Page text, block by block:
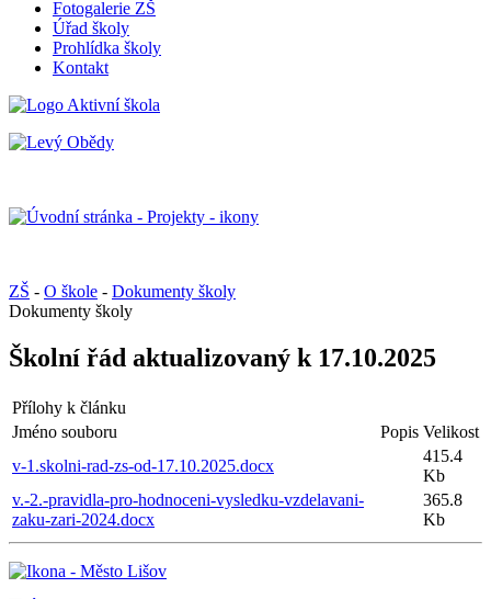
Fotogalerie ZŠ
Úřad školy
Prohlídka školy
Kontakt
ZŠ - O škole - Dokumenty školy
Dokumenty školy
Školní řád aktualizovaný k 17.10.2025
Přílohy k článku
Jméno souboru
Popis Velikost
v-1.skolni-rad-zs-od-17.10.2025.docx
415.4
Kb
v.-2.-pravidla-pro-hodnoceni-vysledku-vzdelavani-
zaku-zari-2024.docx
365.8
Kb